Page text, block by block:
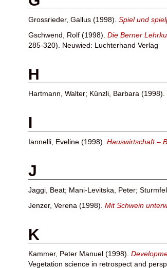
Grossrieder, Gallus (1998). Spiel und
Gschwend, Rolf (1998). Die Berner
285-320). Neuwied: Luchterhand Verlag
H
Hartmann, Walter; Künzli, Barbara (1998).
I
Iannelli, Eveline (1998). Hauswirtschaft –
J
Jaggi, Beat; Mani-Levitska, Peter;
Jenzer, Verena (1998). Mit Schwein
K
Kammer, Peter Manuel (1998).
Vegetation science in retrospect and